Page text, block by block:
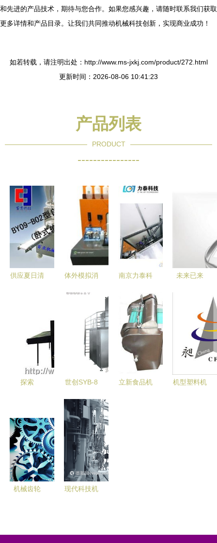
和先进的产品技术，期待与您合作。如果您感兴趣，请随时联系我们获取
更多详情和产品目录。让我们共同推动机械科技创新，实现商业成功！
如若转载，请注明出处：http://www.ms-jxkj.com/product/272.html
更新时间：2026-08-06 10:41:23
产品列表
PRODUCT
----------------
供应夏日清
专业打造高
体外模拟消
准赋能
南京力泰科
化设备定制
与条形销视
觉检测，引
领机械科技
新高度
未来已来
科技产品邀
您体验机械
科技新纪元
探索
剪机 上海
和鹰机电科
技的智能制
造革新
世创SYB-8
机全国招商
启动，携手
河北世创共
创未来
立新食品机
机型塑料机
机械齿轮
现代科技机